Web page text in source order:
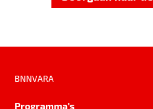
BNNVARA
Programma's